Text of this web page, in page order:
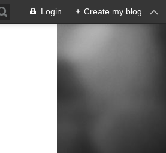
Login + Create my blog